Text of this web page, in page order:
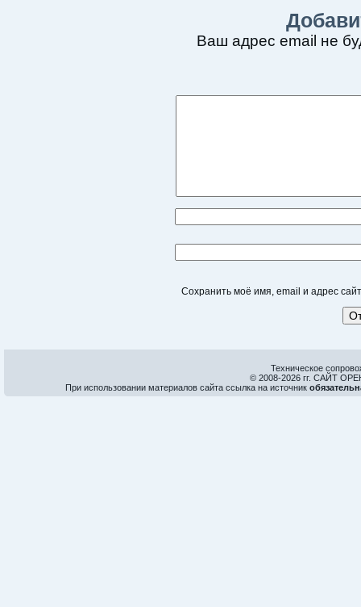
Ваш адрес email не
Сохранить моё имя, email и адрес
Техническое
© 2008-2026 гг. САЙТ
При использовании материалов сайта ссылка на источник